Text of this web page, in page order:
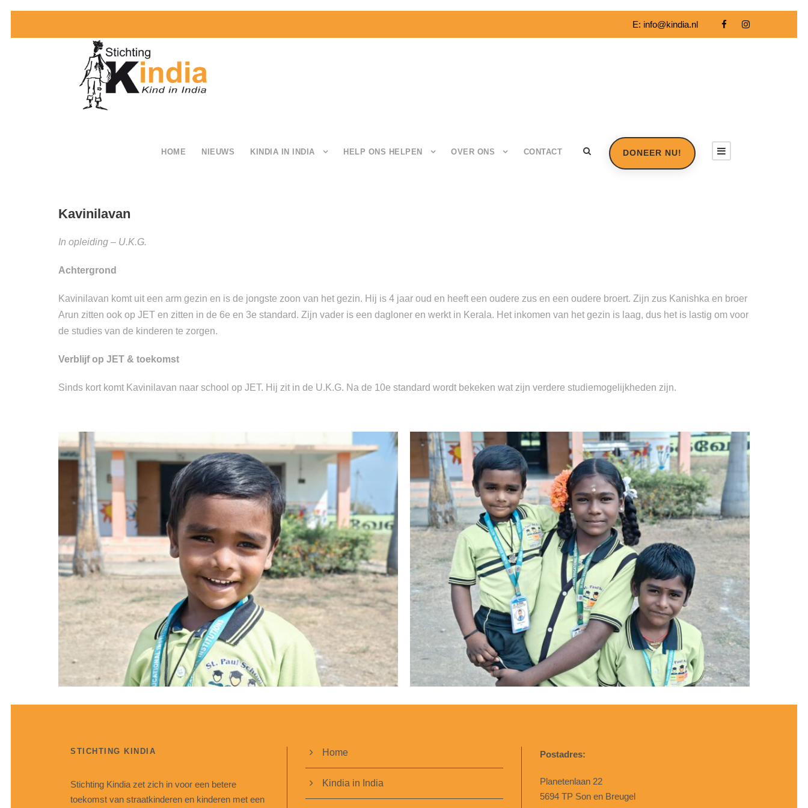
E: info@kindia.nl
HOME NIEUWS KINDIA IN INDIA HELP ONS HELPEN OVER ONS CONTACT DONEER NU!
Kavinilavan
In opleiding – U.K.G.
Achtergrond
Kavinilavan komt uit een arm gezin en is de jongste zoon van het gezin. Hij is 4 jaar oud en heeft een oudere zus en een oudere broert. Zijn zus Kanishka en broer
Arun zitten ook op JET en zitten in de 6e en 3e standard. Zijn vader is een dagloner en werkt in Kerala. Het inkomen van het gezin is laag, dus het is lastig om voor
de studies van de kinderen te zorgen.
Verblijf op JET & toekomst
Sinds kort komt Kavinilavan naar school op JET. Hij zit in de U.K.G. Na de 10e standard wordt bekeken wat zijn verdere studiemogelijkheden zijn.
STICHTING KINDIA
Stichting Kindia zet zich in voor een betere
toekomst van straatkinderen en kinderen met een
Home
Kindia in India
Postadres:
Planetenlaan 22
5694 TP Son en Breugel